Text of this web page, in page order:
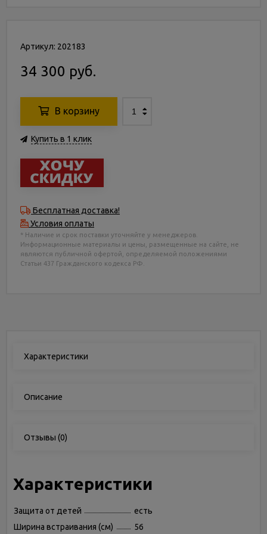
Артикул: 202183
34 300 руб.
В корзину
Купить в 1 клик
Бесплатная доставка!
Условия оплаты
* Наличие и срок поставки уточняйте у менеджеров.
Информационные материалы и цены, размещенные на сайте, не
являются публичной офертой, определяемой положениями
Статьи 437 Гражданского кодекса РФ.
Характеристики
Описание
Отзывы (0)
Характеристики
Защита от детей
есть
Ширина встраивания (см)
56